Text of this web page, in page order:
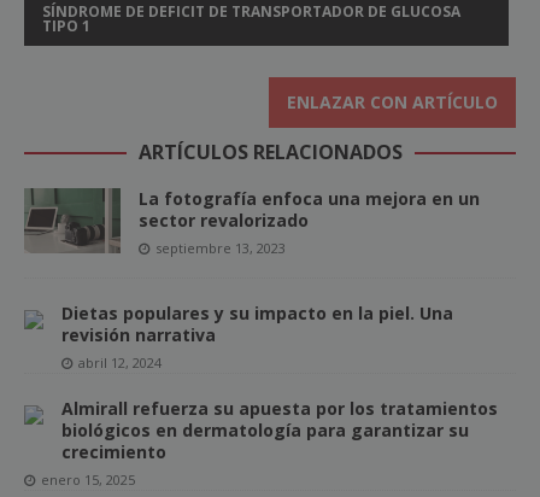
SÍNDROME DE DEFICIT DE TRANSPORTADOR DE GLUCOSA
TIPO 1
ENLAZAR CON ARTÍCULO
ARTÍCULOS RELACIONADOS
La fotografía enfoca una mejora en un
sector revalorizado
septiembre 13, 2023
Dietas populares y su impacto en la piel. Una
revisión narrativa
abril 12, 2024
Almirall refuerza su apuesta por los tratamientos
biológicos en dermatología para garantizar su
crecimiento
enero 15, 2025